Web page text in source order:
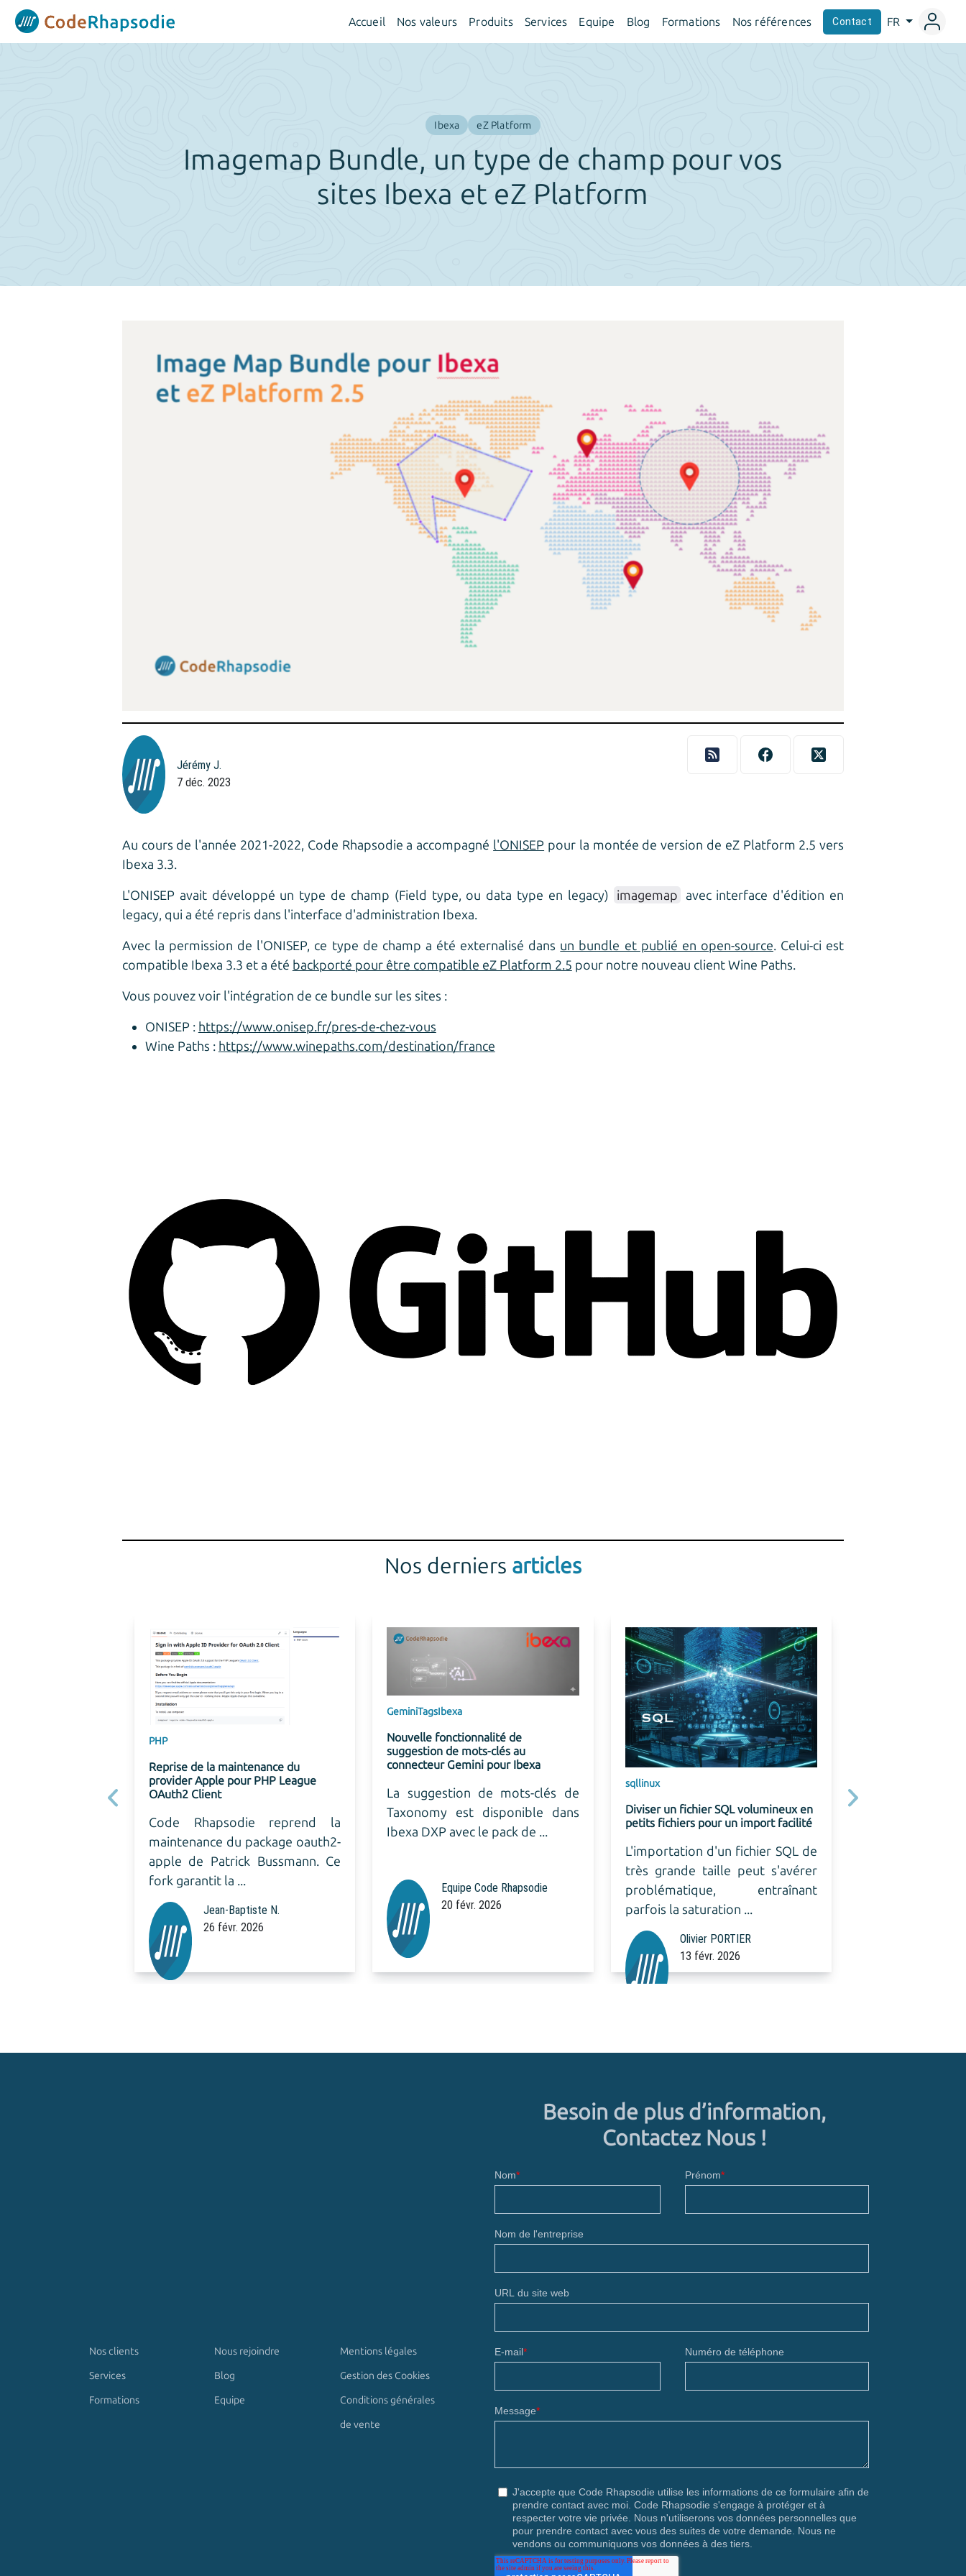
Accueil Nos valeurs Produits Services Equipe Blog Formations Nos références Contact FR
Ibexa eZ Platform
Imagemap Bundle, un type de champ pour vos
sites Ibexa et eZ Platform
Jérémy J.
7 déc. 2023
Au cours de l'année 2021-2022, Code Rhapsodie a accompagné l'ONISEP pour la montée de version de eZ Platform 2.5 vers
Ibexa 3.3.
L'ONISEP avait développé un type de champ (Field type, ou data type en legacy) imagemap avec interface d'édition en
legacy, qui a été repris dans l'interface d'administration Ibexa.
Avec la permission de l'ONISEP, ce type de champ a été externalisé dans un bundle et publié en open-source . Celui-ci est
compatible Ibexa 3.3 et a été backporté pour être compatible eZ Platform 2.5 pour notre nouveau client Wine Paths.
Vous pouvez voir l'intégration de ce bundle sur les sites :
ONISEP : https://www.onisep.fr/pres-de-chez-vous
Wine Paths : https://www.winepaths.com/destination/france
Nos derniers articles
Reprise de la maintenance du
provider Apple pour PHP League
OAuth2 Client
Code Rhapsodie reprend la
maintenance du package oauth2-
apple de Patrick Bussmann. Ce
fork garantit la ...
Jean-Baptiste N.
26 févr. 2026
GeminiTagsIbexa
Nouvelle fonctionnalité de
suggestion de mots-clés au
connecteur Gemini pour Ibexa
La suggestion de mots-clés de
Taxonomy est disponible dans
Ibexa DXP avec le pack de ...
Equipe Code Rhapsodie
20 févr. 2026
linux
Diviser un fichier SQL volumineux en
petits fichiers pour un import facilité
L'importation d'un fichier SQL de
très grande taille peut s'avérer
problématique, entraînant
parfois la saturation ...
Olivier PORTIER
13 févr. 2026
outils (framework)
Précédent Suivant
Nos clients
Services
Formations
Nous rejoindre
Blog
Equipe
Mentions légales
Gestion des Cookies
Conditions générales
de vente
Besoin de plus d’information,
Contactez Nous !
Panneau de gestion des cookies